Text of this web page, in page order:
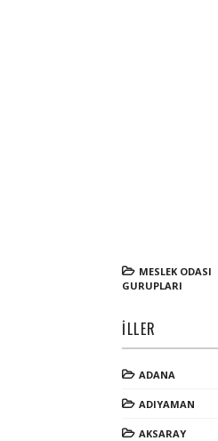
MESLEK ODASI
GURUPLARI
İLLER
ADANA
ADIYAMAN
AKSARAY